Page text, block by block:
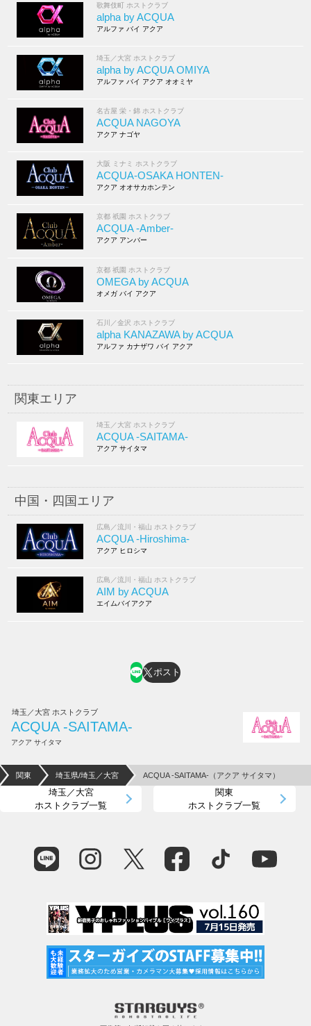
歌舞伎町 ホストクラブ
alpha by ACQUA
アルファ バイ アクア
埼玉／大宮 ホストクラブ
alpha by ACQUA OMIYA
アルファ バイ アクア オオミヤ
名古屋 栄・錦 ホストクラブ
ACQUA NAGOYA
アクア ナゴヤ
大阪 ミナミ ホストクラブ
ACQUA-OSAKA HONTEN-
アクア オオサカホンテン
京都 祇園 ホストクラブ
ACQUA -Amber-
アクア アンバー
京都 祇園 ホストクラブ
OMEGA by ACQUA
オメガ バイ アクア
石川／金沢 ホストクラブ
alpha KANAZAWA by ACQUA
アルファ カナザワ バイ アクア
関東エリア
埼玉／大宮 ホストクラブ
ACQUA -SAITAMA-
アクア サイタマ
中国・四国エリア
広島／流川・福山 ホストクラブ
ACQUA -Hiroshima-
アクア ヒロシマ
広島／流川・福山 ホストクラブ
AIM by ACQUA
エイムバイアクア
ポスト
埼玉／大宮 ホストクラブ
ACQUA -SAITAMA-
アクア サイタマ
関東 埼玉県/埼玉／大宮 ACQUA -SAITAMA-（アクア サイタマ）
埼玉／大宮
ホストクラブ一覧
関東
ホストクラブ一覧